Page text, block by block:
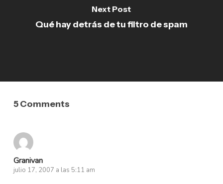
Next Post
Qué hay detrás de tu filtro de spam
5 Comments
Granivan
julio 17, 2007 a las 5:11 am